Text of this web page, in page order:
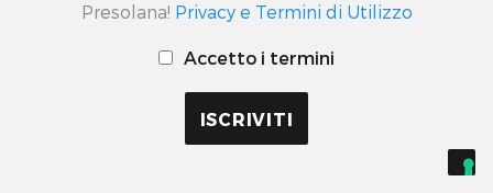
Presolana! Privacy e Termini di Utilizzo
Accetto i termini